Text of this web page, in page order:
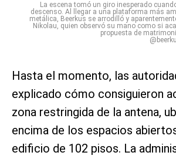
La escena tomó un giro inesperado
descenso. Al llegar a una plataforma más
metálica, Beerkus se arrodilló y
Nikolau, quien observó su mano como si
propuesta de
Hasta el momento, las
explicado cómo consiguieron
zona restringida de la antena,
encima de los espacios
edificio de 102 pisos. La